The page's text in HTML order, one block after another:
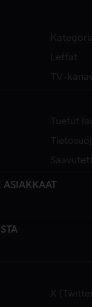
Leffat
TV-
Tuetut
ASIAKKAAT
X